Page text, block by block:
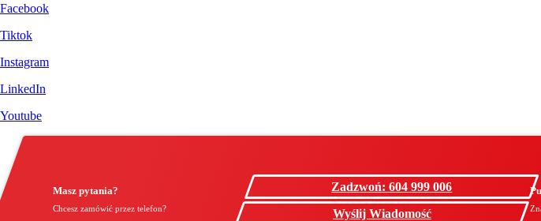
Facebook
Tiktok
Instagram
LinkedIn
Youtube
Masz pytania?
Chcesz zamówić przez telefon?
Zadzwoń: 604 999 006
Wyślij Wiadomość